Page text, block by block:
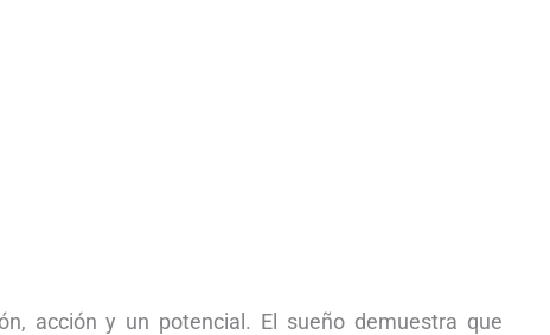
acción y un potencial. El sueño demuestra que